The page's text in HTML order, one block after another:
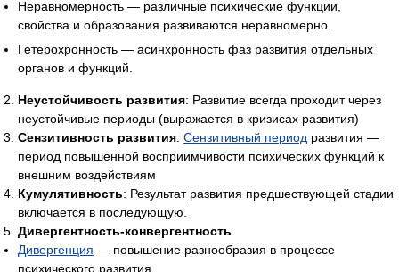
Неравномерность — различные психические функции,
свойства и образования развиваются неравномерно.
Гетерохронность — асинхронность фаз развития отдельных
органов и функций.
Неустойчивость развития: Развитие всегда проходит через
неустойчивые периоды (выражается в кризисах развития)
Сензитивность развития: Сензитивный период развития —
период повышенной восприимчивости психических функций к
внешним воздействиям
Кумулятивность: Результат развития предшествующей стадии
включается в последующую.
Дивергентность-конвергентность
Дивергенция — повышение разнообразия в процессе
психического развития